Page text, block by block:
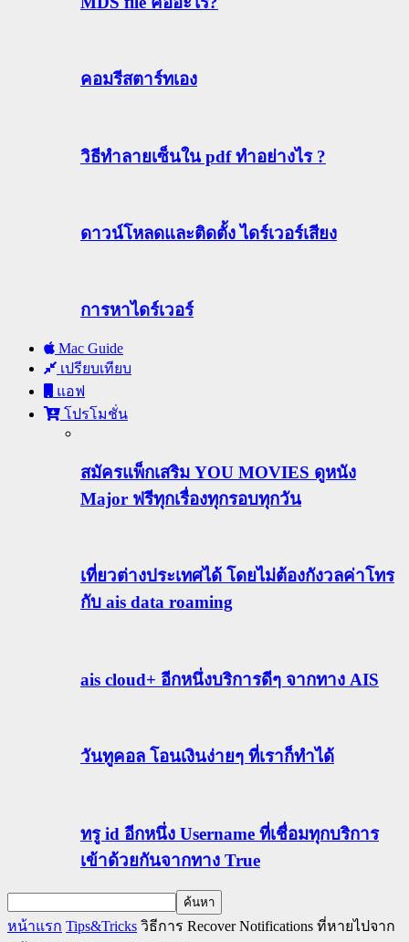
คอมรีสตาร์ทเอง
วิธีทําลายเซ็นใน pdf ทำอย่างไร ?
ดาวน์โหลดและติดตั้ง ไดร์เวอร์เสียง
การหาไดร์เวอร์
Mac Guide
เปรียบเทียบ
แอฟ
โปรโมชั่น
สมัครแพ็กเสริม YOU MOVIES ดูหนัง
Major ฟรีทุกเรื่องทุกรอบทุกวัน
เที่ยวต่างประเทศได้ โดยไม่ต้องกังวลค่าโทร
กับ ais data roaming
ais cloud+ อีกหนึ่งบริการดีๆ จากทาง AIS
วันทูคอล โอนเงินง่ายๆ ที่เราก็ทำได้
ทรู id อีกหนึ่ง Username ที่เชื่อมทุกบริการ
เข้าด้วยกันจากทาง True
หน้าแรก Tips&Tricks วิธีการ Recover Notifications ที่หายไปจาก